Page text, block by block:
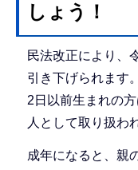
しょう！
民法改正により、
引き下げられます
2日以前生まれの
人として取り扱わ
成年になると、親